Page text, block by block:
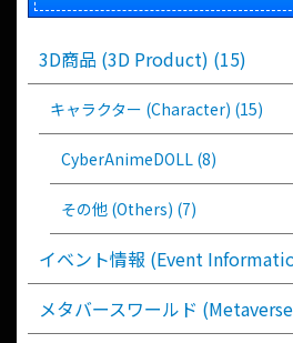
3D商品 (3D Product) (15)
キャラクター (Character) (15)
CyberAnimeDOLL (8)
その他 (Others) (7)
イベント情報 (Event
メタバースワールド